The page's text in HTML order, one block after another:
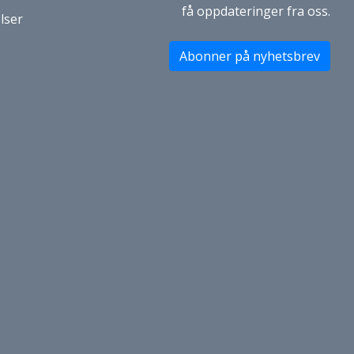
få oppdateringer fra oss.
Abonner på nyhetsbrev